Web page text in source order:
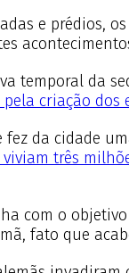
e
temporal da
criação dos
da cidade
três
com o
fato que